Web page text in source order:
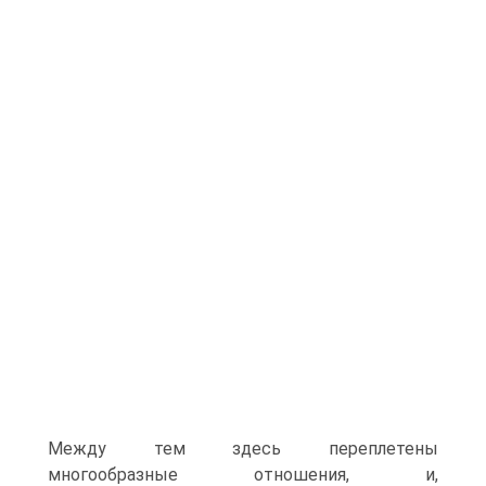
Между тем здесь переплетены
многообразные отношения, и,